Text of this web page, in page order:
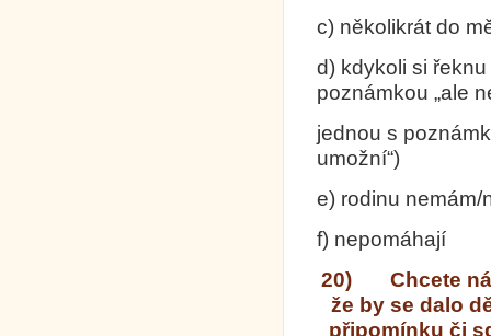
c)
d) kdykoli
poznámkou „ale
jednou s
umožní“)
e) rodinu
f)
20) Chcete
že by se dalo
připomínku či